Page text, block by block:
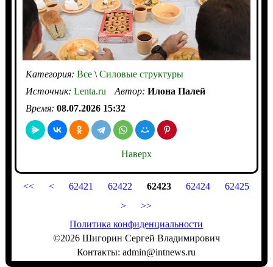
Категория: Все\Силовые структуры
Источник: Lenta.ru Автор: Илона Палей
Время: 08.07.2026 15:32
Наверх
<< < 62421 62422 62423 62424
62425
>
>>
Политика конфиденциальности
©2026 Шигорин Сергей Владимирович
Контакты: admin@intnews.ru